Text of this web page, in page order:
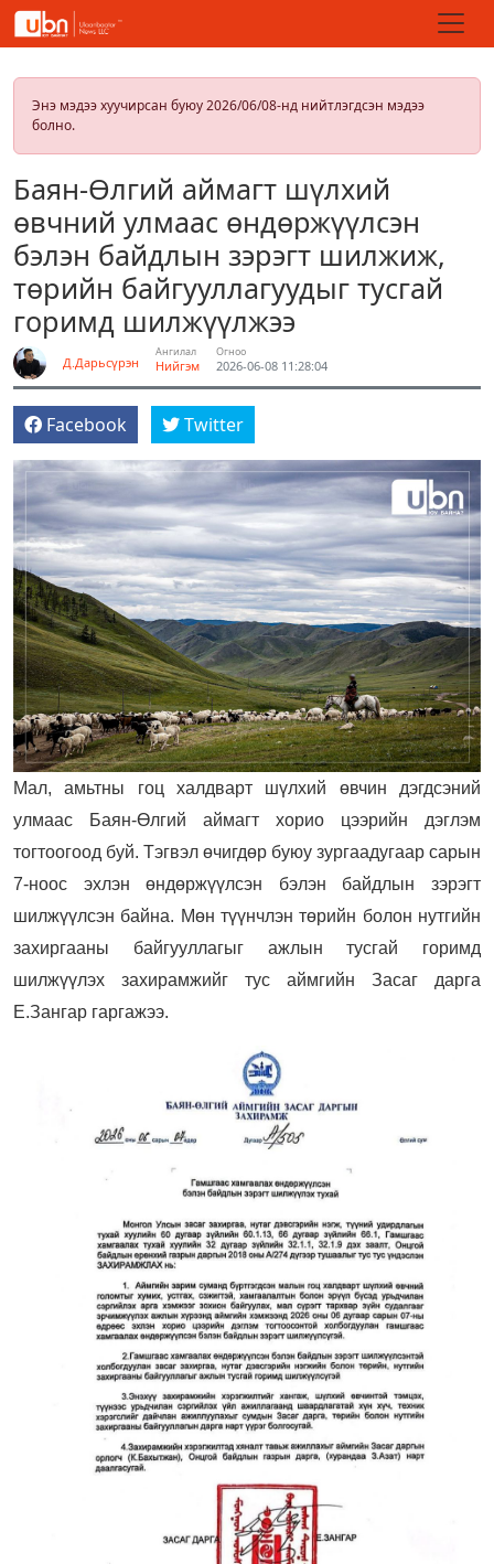
Энэ мэдээ хуучирсан буюу 2026/06/08-нд нийтлэгдсэн мэдээ
болно.
Баян-Өлгий аймагт шүлхий
өвчний улмаас өндөржүүлсэн
бэлэн байдлын зэрэгт шилжиж,
төрийн байгууллагуудыг тусгай
горимд шилжүүлжээ
Д.Дарьсүрэн
Ангилал
Нийгэм
Огноо
2026-06-08 11:28:04
Facebook Twitter
Мал, амьтны гоц халдварт шүлхий өвчин дэгдсэний
улмаас Баян-Өлгий аймагт хорио цээрийн дэглэм
тогтоогоод буй. Тэгвэл өчигдөр буюу зургаадугаар сарын
7-ноос эхлэн өндөржүүлсэн бэлэн байдлын зэрэгт
шилжүүлсэн байна. Мөн түүнчлэн төрийн болон нутгийн
захиргааны байгууллагыг ажлын тусгай горимд
шилжүүлэх захирамжийг тус аймгийн Засаг дарга
Е.Зангар гаргажээ.